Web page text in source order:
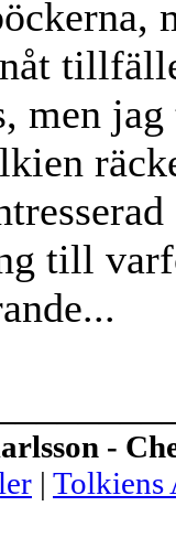
men
till
-
| Tolkiens